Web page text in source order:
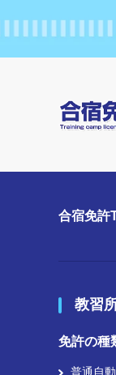
合宿免許
教習
免許の種
普通自